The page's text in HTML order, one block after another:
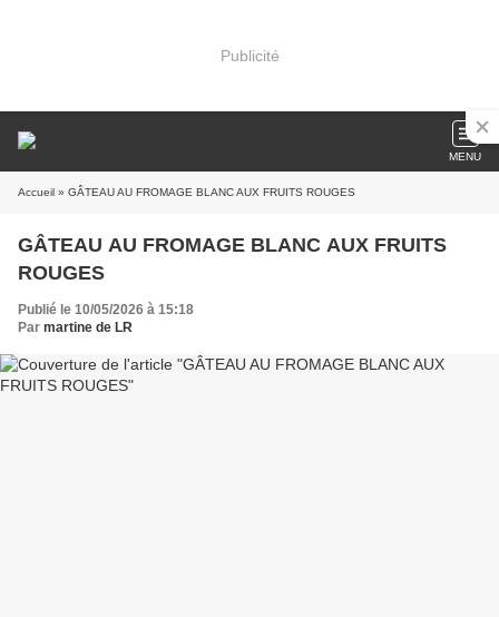
Publicité
MENU
Accueil » GÂTEAU AU FROMAGE BLANC AUX FRUITS ROUGES
GÂTEAU AU FROMAGE BLANC AUX FRUITS
ROUGES
Publié le 10/05/2026 à 15:18
Par martine de LR